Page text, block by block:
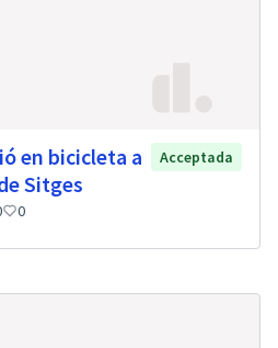
en bicicleta a
Sitges
Acceptada
0